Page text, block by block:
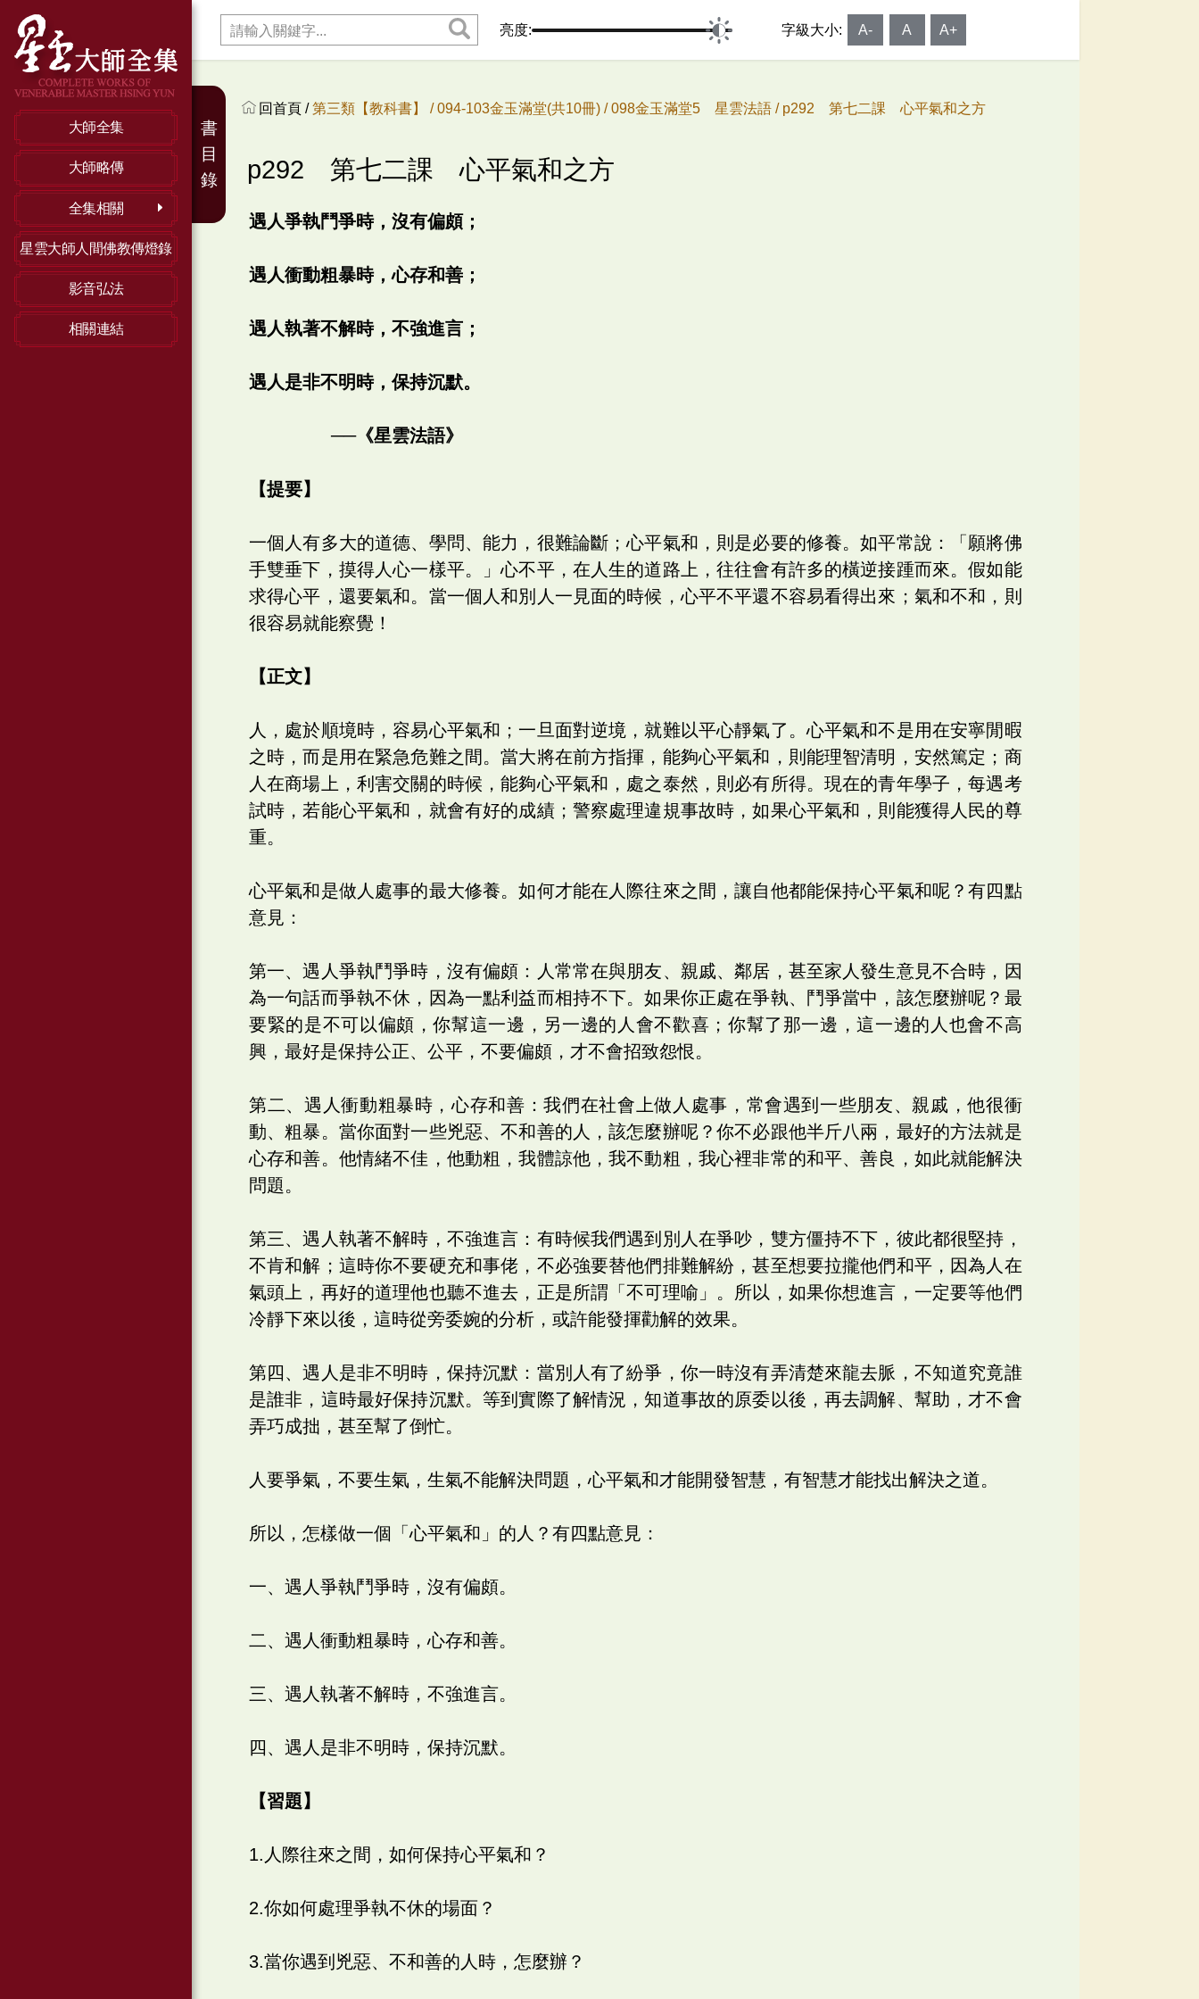
大師全集
大師略傳
全集相關
星雲大師人間佛教傳燈錄
影音弘法
相關連結
亮度: 字級大小: A- A A+
回首頁 /第三類【教科書】 /094-103金玉滿堂(共10冊) /098金玉滿堂5 星雲法語 / p292 第七二課 心平氣和之方
p292 第七二課 心平氣和之方
遇人爭執鬥爭時，沒有偏頗；
遇人衝動粗暴時，心存和善；
遇人執著不解時，不強進言；
遇人是非不明時，保持沉默。
──《星雲法語》
【提要】
一個人有多大的道德、學問、能力，很難論斷；心平氣和，則是必要的修養。如平常說：「願將佛
手雙垂下，摸得人心一樣平。」心不平，在人生的道路上，往往會有許多的橫逆接踵而來。假如能
求得心平，還要氣和。當一個人和別人一見面的時候，心平不平還不容易看得出來；氣和不和，則
很容易就能察覺！
【正文】
人，處於順境時，容易心平氣和；一旦面對逆境，就難以平心靜氣了。心平氣和不是用在安寧閒暇
之時，而是用在緊急危難之間。當大將在前方指揮，能夠心平氣和，則能理智清明，安然篤定；商
人在商場上，利害交關的時候，能夠心平氣和，處之泰然，則必有所得。現在的青年學子，每遇考
試時，若能心平氣和，就會有好的成績；警察處理違規事故時，如果心平氣和，則能獲得人民的尊
重。
心平氣和是做人處事的最大修養。如何才能在人際往來之間，讓自他都能保持心平氣和呢？有四點
意見：
第一、遇人爭執鬥爭時，沒有偏頗：人常常在與朋友、親戚、鄰居，甚至家人發生意見不合時，因
為一句話而爭執不休，因為一點利益而相持不下。如果你正處在爭執、鬥爭當中，該怎麼辦呢？最
要緊的是不可以偏頗，你幫這一邊，另一邊的人會不歡喜；你幫了那一邊，這一邊的人也會不高
興，最好是保持公正、公平，不要偏頗，才不會招致怨恨。
第二、遇人衝動粗暴時，心存和善：我們在社會上做人處事，常會遇到一些朋友、親戚，他很衝
動、粗暴。當你面對一些兇惡、不和善的人，該怎麼辦呢？你不必跟他半斤八兩，最好的方法就是
心存和善。他情緒不佳，他動粗，我體諒他，我不動粗，我心裡非常的和平、善良，如此就能解決
問題。
第三、遇人執著不解時，不強進言：有時候我們遇到別人在爭吵，雙方僵持不下，彼此都很堅持，
不肯和解；這時你不要硬充和事佬，不必強要替他們排難解紛，甚至想要拉攏他們和平，因為人在
氣頭上，再好的道理他也聽不進去，正是所謂「不可理喻」。所以，如果你想進言，一定要等他們
冷靜下來以後，這時從旁委婉的分析，或許能發揮勸解的效果。
第四、遇人是非不明時，保持沉默：當別人有了紛爭，你一時沒有弄清楚來龍去脈，不知道究竟誰
是誰非，這時最好保持沉默。等到實際了解情況，知道事故的原委以後，再去調解、幫助，才不會
弄巧成拙，甚至幫了倒忙。
人要爭氣，不要生氣，生氣不能解決問題，心平氣和才能開發智慧，有智慧才能找出解決之道。
所以，怎樣做一個「心平氣和」的人？有四點意見：
一、遇人爭執鬥爭時，沒有偏頗。
二、遇人衝動粗暴時，心存和善。
三、遇人執著不解時，不強進言。
四、遇人是非不明時，保持沉默。
【習題】
1.人際往來之間，如何保持心平氣和？
2.你如何處理爭執不休的場面？
3.當你遇到兇惡、不和善的人時，怎麼辦？
書
目
錄